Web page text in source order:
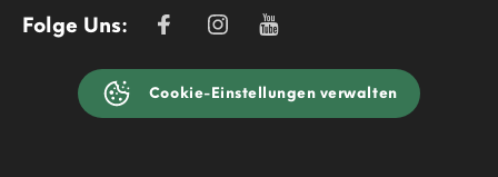
Folge Uns:
Cookie-Einstellungen verwalten